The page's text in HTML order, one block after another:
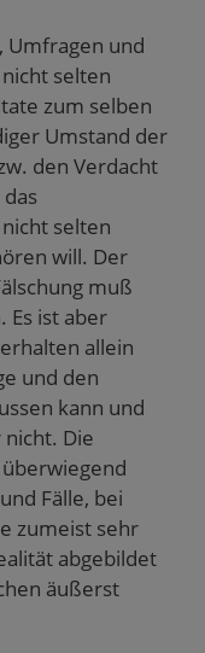
Umfragen und
selten
zum selben
Umstand der
den Verdacht
selten
will. Der
muß
Es ist aber
allein
und den
kann und
Die
Fälle, bei
zumeist sehr
abgebildet
äußerst